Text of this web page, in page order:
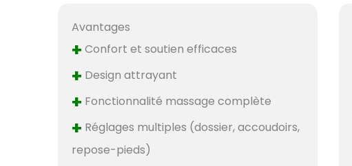
Avantages
+ Confort et soutien efficaces
+ Design attrayant
+ Fonctionnalité massage complète
+ Réglages multiples (dossier, accoudoirs,
repose-pieds)